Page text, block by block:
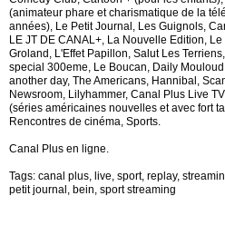
(animateur phare et charismatique de la
années), Le Petit Journal, Les Guignols,
LE JT DE CANAL+, La Nouvelle Edition,
Groland, L'Effet Papillon, Salut Les
special 300eme, Le Boucan, Daily
another day, The Americans, Hannibal,
Newsroom, Lilyhammer, Canal Plus Live
(séries américaines nouvelles et avec fort
Rencontres de cinéma, Sports.
Canal Plus en ligne.
Tags: canal plus, live, sport, replay,
petit journal, bein, sport streaming